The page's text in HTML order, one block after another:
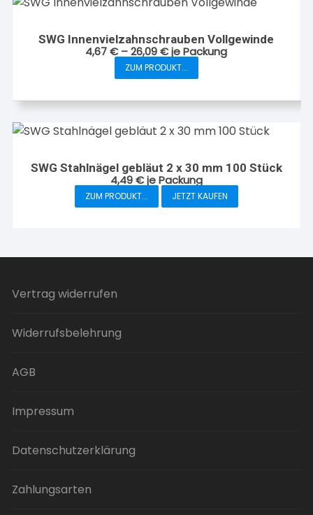
gewählt
SWG Innenvielzahnschrauben Vollgewinde
4,67€–26,09€je Packung
ZUM PRODUKT...
Produkt
weist
Varianten
Die
Optionen
können
SWG Stahlnägel gebläut 2 x 30 mm 100 Stück
4,49€je Packung
ZUM PRODUKT... JETZT KAUFEN
Vertrag widerrufen
Widerrufsbelehrung
AGB
Impressum
Datenschutzerklärung
Zahlungsarten